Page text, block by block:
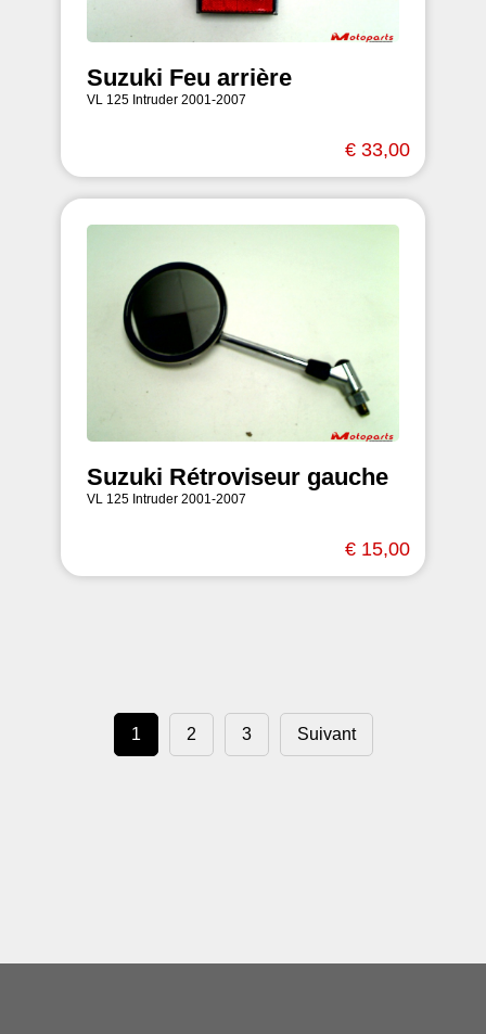
Suzuki Feu arrière
VL 125 Intruder 2001-2007
€ 33,00
Suzuki Rétroviseur gauche
VL 125 Intruder 2001-2007
€ 15,00
1 2 3 Suivant